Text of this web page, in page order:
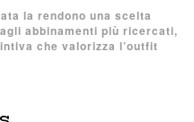
la rendono una scelta
abbinamenti più ricercati,
che valorizza l’outfit